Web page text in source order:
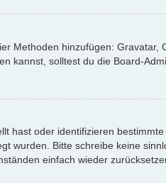
Methoden hinzufügen:
kannst, solltest du die Board-
oder identifizieren
wurden. Bitte schreibe keine
einfach wieder